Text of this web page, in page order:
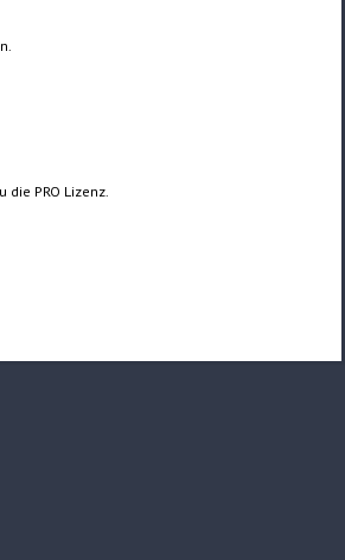
PRO Lizenz.